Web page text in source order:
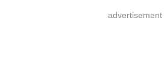
advertisement